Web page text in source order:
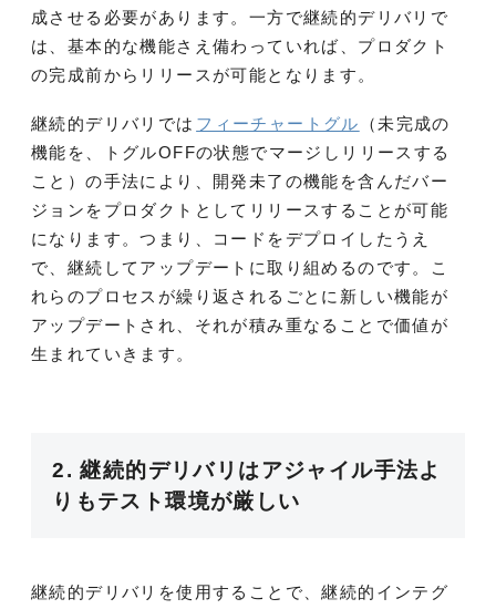
成させる必要があります。一方で継続的デリバリで
は、基本的な機能さえ備わっていれば、プロダクト
の完成前からリリースが可能となります。
継続的デリバリでは フィーチャートグル
（未完成の
機能を、トグルOFFの状態でマージしリリースする
こと）の手法により、開発未了の機能を含んだバー
ジョンをプロダクトとしてリリースすることが可能
になります。つまり、コードをデプロイしたうえ
で、継続してアップデートに取り組めるのです。こ
れらのプロセスが繰り返されるごとに新しい機能が
アップデートされ、それが積み重なることで価値が
生まれていきます。
2. 継続的デリバリはアジャイル手法よ
りもテスト環境が厳しい
継続的デリバリを使用することで、継続的インテグ